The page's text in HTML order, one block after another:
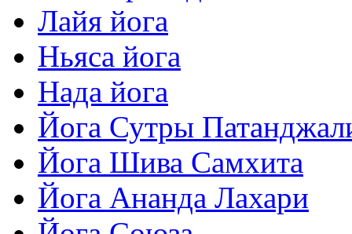
Лайя йога
Ньяса йога
Нада йога
Йога Сутры
Йога Шива Самхита
Йога Ананда Лахари